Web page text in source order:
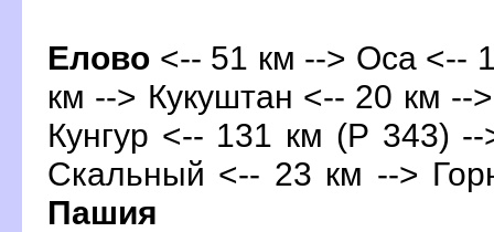
Елово <-- 51 км --> Оса <--
км --> Кукуштан <-- 20 км
Кунгур <-- 131 км (Р 343)
Скальный <-- 23 км -->
Пашия